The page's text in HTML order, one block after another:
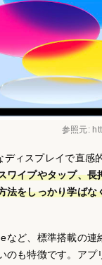
参照元:
ディスプレイで直感
ワイプやタップ、長
法をしっかり学ばな
など、標準搭載の連
のも特徴です。アプ